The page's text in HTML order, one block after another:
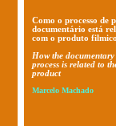
Como o processo de
documentário está
com o produto
How the documentary
process is related to
product
Marcelo Machado